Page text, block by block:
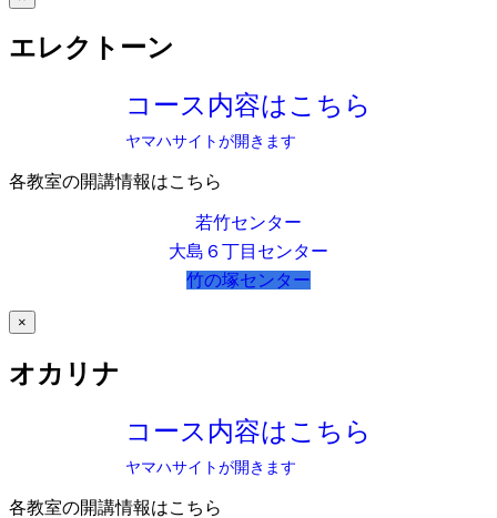
エレクトーン
コース内容はこちら
ヤマハサイトが開きます
各教室の開講情報はこちら
若竹センター
大島６丁目センター
竹の塚センター
×
オカリナ
コース内容はこちら
ヤマハサイトが開きます
各教室の開講情報はこちら